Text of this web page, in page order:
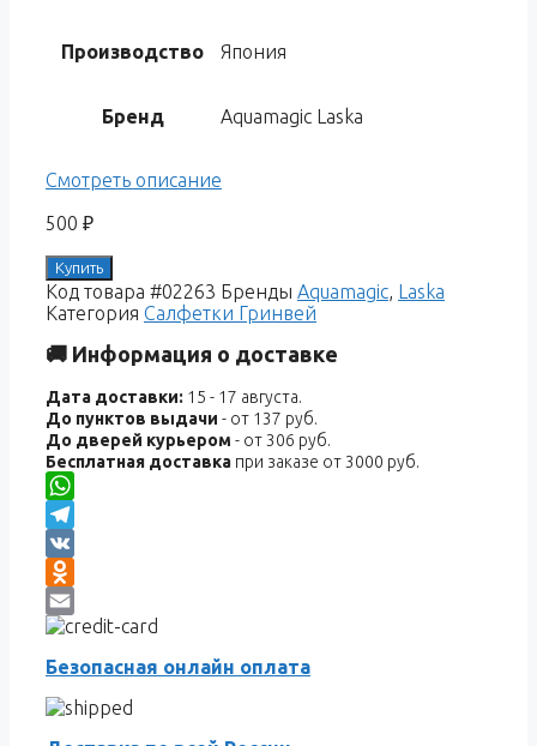
Производство Япония
Бренд Aquamagic Laska
Смотреть описание
500 ₽
Купить
Код товара #02263 Бренды Aquamagic,
Laska
Категория Салфетки Гринвей
🚚 Информация о доставке
Дата доставки: 15 - 17 августа.
До пунктов выдачи - от 137 руб.
До дверей курьером - от 306 руб.
Бесплатная доставка при заказе от 3000 руб.
WhatsApp
Telegram
VK
Odnoklassniki
Email
Безопасная онлайн оплата